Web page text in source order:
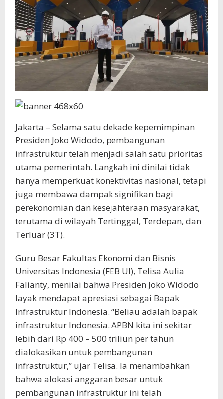
Jakarta – Selama satu dekade kepemimpinan
Presiden Joko Widodo, pembangunan
infrastruktur telah menjadi salah satu prioritas
utama pemerintah. Langkah ini dinilai tidak
hanya memperkuat konektivitas nasional, tetapi
juga membawa dampak signifikan bagi
perekonomian dan kesejahteraan masyarakat,
terutama di wilayah Tertinggal, Terdepan, dan
Terluar (3T).
Guru Besar Fakultas Ekonomi dan Bisnis
Universitas Indonesia (FEB UI), Telisa Aulia
Falianty, menilai bahwa Presiden Joko Widodo
layak mendapat apresiasi sebagai Bapak
Infrastruktur Indonesia. “Beliau adalah bapak
infrastruktur Indonesia. APBN kita ini sekitar
lebih dari Rp 400 – 500 triliun per tahun
dialokasikan untuk pembangunan
infrastruktur,” ujar Telisa. Ia menambahkan
bahwa alokasi anggaran besar untuk
pembangunan infrastruktur ini telah